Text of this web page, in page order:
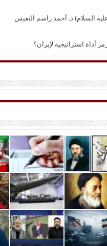
السلام) د. أحمد راسم النفيس
أداة استراتيجية لإيران؟